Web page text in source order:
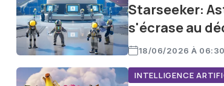
Starseeker:
s'écrase au
18/06/2026 À 06:30
INTELLIGENCE